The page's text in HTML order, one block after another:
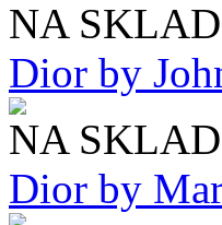
NA
Dior by
NA
Dior by